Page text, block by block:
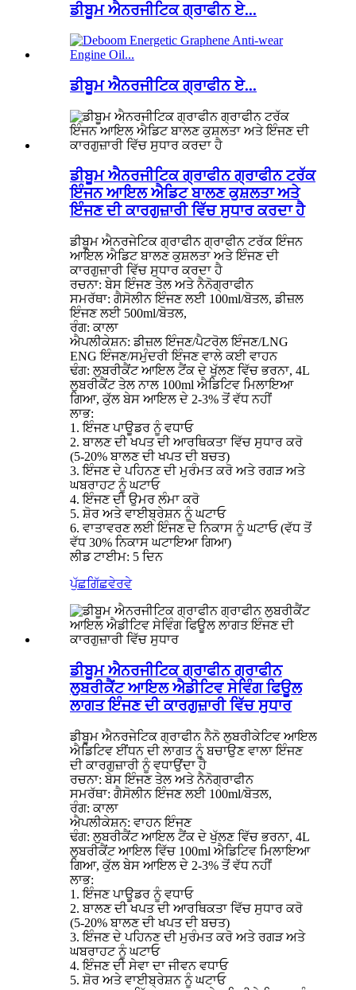
ਡੀਬੂਮ ਐਨਰਜੀਟਿਕ ਗ੍ਰਾਫੀਨ ਏ...
ਡੀਬੂਮ ਐਨਰਜੀਟਿਕ ਗ੍ਰਾਫੀਨ ਏ...
ਡੀਬੂਮ ਐਨਰਜੀਟਿਕ ਗ੍ਰਾਫੀਨ ਗ੍ਰਾਫੀਨ ਟਰੱਕ
ਇੰਜਨ ਆਇਲ ਐਡਿਟ ਬਾਲਣ ਕੁਸ਼ਲਤਾ ਅਤੇ
ਇੰਜਣ ਦੀ ਕਾਰਗੁਜ਼ਾਰੀ ਵਿੱਚ ਸੁਧਾਰ ਕਰਦਾ ਹੈ
ਡੀਬੂਮ ਐਨਰਜੇਟਿਕ ਗ੍ਰਾਫੀਨ ਗ੍ਰਾਫੀਨ ਟਰੱਕ ਇੰਜਨ
ਆਇਲ ਐਡਿਟ ਬਾਲਣ ਕੁਸ਼ਲਤਾ ਅਤੇ ਇੰਜਣ ਦੀ
ਕਾਰਗੁਜ਼ਾਰੀ ਵਿੱਚ ਸੁਧਾਰ ਕਰਦਾ ਹੈ
ਰਚਨਾ: ਬੇਸ ਇੰਜਣ ਤੇਲ ਅਤੇ ਨੈਨੋਗ੍ਰਾਫੀਨ
ਸਮਰੱਥਾ: ਗੈਸੋਲੀਨ ਇੰਜਣ ਲਈ 100ml/ਬੋਤਲ, ਡੀਜ਼ਲ
ਇੰਜਣ ਲਈ 500ml/ਬੋਤਲ,
ਰੰਗ: ਕਾਲਾ
ਐਪਲੀਕੇਸ਼ਨ: ਡੀਜ਼ਲ ਇੰਜਣ/ਪੈਟਰੋਲ ਇੰਜਣ/LNG
ENG ਇੰਜਣ/ਸਮੁੰਦਰੀ ਇੰਜਣ ਵਾਲੇ ਕਈ ਵਾਹਨ
ਢੰਗ: ਲੁਬਰੀਕੈਂਟ ਆਇਲ ਟੈਂਕ ਦੇ ਖੁੱਲਣ ਵਿੱਚ ਭਰਨਾ, 4L
ਲੁਬਰੀਕੈਂਟ ਤੇਲ ਨਾਲ 100ml ਐਡਿਟਿਵ ਮਿਲਾਇਆ
ਗਿਆ, ਕੁੱਲ ਬੇਸ ਆਇਲ ਦੇ 2-3% ਤੋਂ ਵੱਧ ਨਹੀਂ
ਲਾਭ:
1. ਇੰਜਣ ਪਾਊਡਰ ਨੂੰ ਵਧਾਓ
2. ਬਾਲਣ ਦੀ ਖਪਤ ਦੀ ਆਰਥਿਕਤਾ ਵਿੱਚ ਸੁਧਾਰ ਕਰੋ
(5-20% ਬਾਲਣ ਦੀ ਖਪਤ ਦੀ ਬਚਤ)
3. ਇੰਜਣ ਦੇ ਪਹਿਨਣ ਦੀ ਮੁਰੰਮਤ ਕਰੋ ਅਤੇ ਰਗੜ ਅਤੇ
ਘਬਰਾਹਟ ਨੂੰ ਘਟਾਓ
4. ਇੰਜਣ ਦੀ ਉਮਰ ਲੰਮਾ ਕਰੋ
5. ਸ਼ੋਰ ਅਤੇ ਵਾਈਬ੍ਰੇਸ਼ਨ ਨੂੰ ਘਟਾਓ
6. ਵਾਤਾਵਰਣ ਲਈ ਇੰਜਣ ਦੇ ਨਿਕਾਸ ਨੂੰ ਘਟਾਓ (ਵੱਧ ਤੋਂ
ਵੱਧ 30% ਨਿਕਾਸ ਘਟਾਇਆ ਗਿਆ)
ਲੀਡ ਟਾਈਮ: 5 ਦਿਨ
ਪੁੱਛਗਿੱਛਵੇਰਵੇ
ਡੀਬੂਮ ਐਨਰਜੀਟਿਕ ਗ੍ਰਾਫੀਨ ਗ੍ਰਾਫੀਨ
ਲੁਬਰੀਕੈਂਟ ਆਇਲ ਐਡੀਟਿਵ ਸੇਵਿੰਗ ਫਿਊਲ
ਲਾਗਤ ਇੰਜਣ ਦੀ ਕਾਰਗੁਜ਼ਾਰੀ ਵਿੱਚ ਸੁਧਾਰ
ਡੀਬੂਮ ਐਨਰਜੇਟਿਕ ਗ੍ਰਾਫੀਨ ਨੈਨੋ ਲੁਬਰੀਕੇਟਿਵ ਆਇਲ
ਐਡਿਟਿਵ ਈਂਧਨ ਦੀ ਲਾਗਤ ਨੂੰ ਬਚਾਉਣ ਵਾਲਾ ਇੰਜਣ
ਦੀ ਕਾਰਗੁਜ਼ਾਰੀ ਨੂੰ ਵਧਾਉਂਦਾ ਹੈ
ਰਚਨਾ: ਬੇਸ ਇੰਜਣ ਤੇਲ ਅਤੇ ਨੈਨੋਗ੍ਰਾਫੀਨ
ਸਮਰੱਥਾ: ਗੈਸੋਲੀਨ ਇੰਜਣ ਲਈ 100ml/ਬੋਤਲ,
ਰੰਗ: ਕਾਲਾ
ਐਪਲੀਕੇਸ਼ਨ: ਵਾਹਨ ਇੰਜਣ
ਢੰਗ: ਲੁਬਰੀਕੈਂਟ ਆਇਲ ਟੈਂਕ ਦੇ ਖੁੱਲਣ ਵਿੱਚ ਭਰਨਾ, 4L
ਲੁਬਰੀਕੈਂਟ ਆਇਲ ਵਿੱਚ 100ml ਐਡਿਟਿਵ ਮਿਲਾਇਆ
ਗਿਆ, ਕੁੱਲ ਬੇਸ ਆਇਲ ਦੇ 2-3% ਤੋਂ ਵੱਧ ਨਹੀਂ
ਲਾਭ:
1. ਇੰਜਣ ਪਾਊਡਰ ਨੂੰ ਵਧਾਓ
2. ਬਾਲਣ ਦੀ ਖਪਤ ਦੀ ਆਰਥਿਕਤਾ ਵਿੱਚ ਸੁਧਾਰ ਕਰੋ
(5-20% ਬਾਲਣ ਦੀ ਖਪਤ ਦੀ ਬਚਤ)
3. ਇੰਜਣ ਦੇ ਪਹਿਨਣ ਦੀ ਮੁਰੰਮਤ ਕਰੋ ਅਤੇ ਰਗੜ ਅਤੇ
ਘਬਰਾਹਟ ਨੂੰ ਘਟਾਓ
4. ਇੰਜਣ ਦੀ ਸੇਵਾ ਦਾ ਜੀਵਨ ਵਧਾਓ
5. ਸ਼ੋਰ ਅਤੇ ਵਾਈਬ੍ਰੇਸ਼ਨ ਨੂੰ ਘਟਾਓ